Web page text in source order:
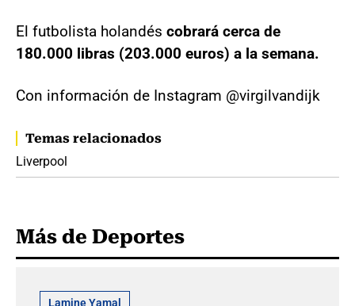
El futbolista holandés cobrará cerca de
180.000 libras (203.000 euros) a la semana.
Con información de Instagram @virgilvandijk
Temas relacionados
Liverpool
Más de Deportes
Lamine Yamal